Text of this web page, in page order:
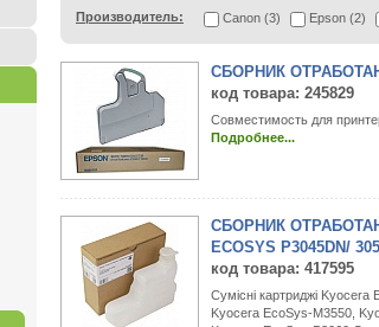
Производитель: Canon (3) Epson (2)
СБОРНИК
код товара: 245829
Совместимость для
Подробнее...
СБОРНИК
ECOSYS P3045DN/
код товара: 417595
Сумісні картриджі
Kyocera EcoSys-M3550,